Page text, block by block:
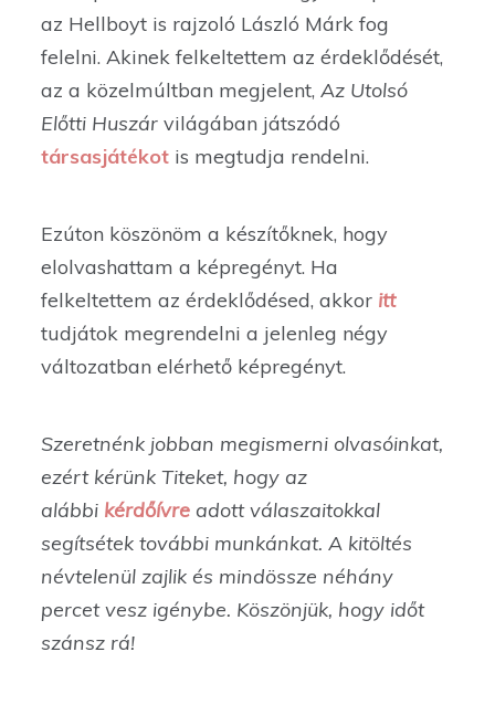
az Hellboyt is rajzoló László Márk fog
felelni. Akinek felkeltettem az érdeklődését,
az a közelmúltban megjelent,Az Utolsó
Előtti Huszár világában játszódó
társasjátékot is megtudja rendelni.
Ezúton köszönöm a készítőknek, hogy
elolvashattam a képregényt. Ha
felkeltettem az érdeklődésed, akkor itt
tudjátok megrendelni a jelenleg négy
változatban elérhető képregényt.
Szeretnénk jobban megismerni olvasóinkat,
ezért kérünk Titeket, hogy az
alábbi kérdőívre adott válaszaitokkal
segítsétek további munkánkat. A kitöltés
névtelenül zajlik és mindössze néhány
percet vesz igénybe. Köszönjük, hogy időt
szánsz rá!